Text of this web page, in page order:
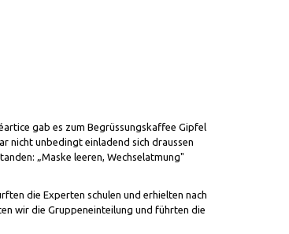
gab es zum Begrüssungskaffee Gipfel
nicht unbedingt einladend sich draussen
„Maske leeren, Wechselatmung"
die Experten schulen und erhielten nach
wir die Gruppeneinteilung und führten die